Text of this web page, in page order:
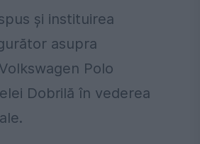
şi instituirea
asupra
Polo
Dobrilă în vederea